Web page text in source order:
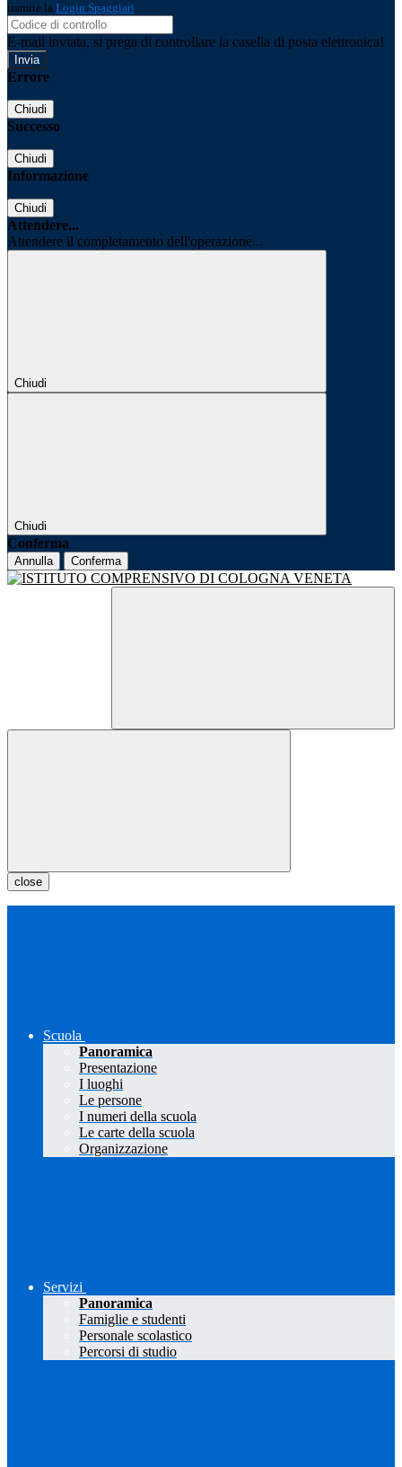
tramite la Login Spaggiari
E-mail inviata, si prega di controllare la casella di posta elettronica!
Errore
Chiudi
Successo
Chiudi
Informazione
Chiudi
Attendere...
Attendere il completamento dell'operazione...
Chiudi
Chiudi
Conferma
Annulla Conferma
close
Scuola
Panoramica
Presentazione
I luoghi
Le persone
I numeri della scuola
Le carte della scuola
Organizzazione
Servizi
Panoramica
Famiglie e studenti
Personale scolastico
Percorsi di studio